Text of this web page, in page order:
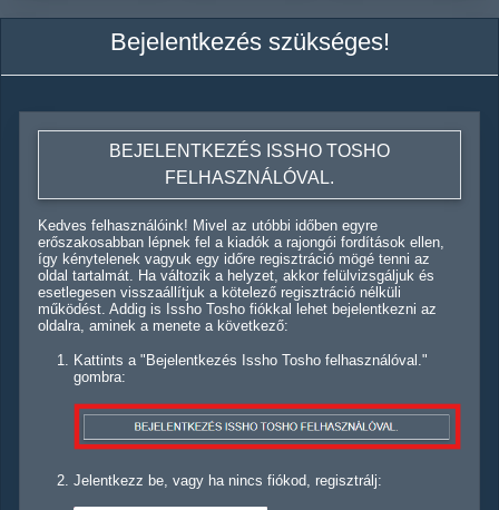
Bejelentkezés szükséges!
BEJELENTKEZÉS ISSHO TOSHO
FELHASZNÁLÓVAL.
Kedves felhasználóink! Mivel az utóbbi időben egyre
erőszakosabban lépnek fel a kiadók a rajongói fordítások ellen,
így kénytelenek vagyuk egy időre regisztráció mögé tenni az
oldal tartalmát. Ha változik a helyzet, akkor felülvizsgáljuk és
esetlegesen visszaállítjuk a kötelező regisztráció nélküli
működést. Addig is Issho Tosho fiókkal lehet bejelentkezni az
oldalra, aminek a menete a következő:
Kattints a "Bejelentkezés Issho Tosho felhasználóval."
gombra:
Jelentkezz be, vagy ha nincs fiókod, regisztrálj: